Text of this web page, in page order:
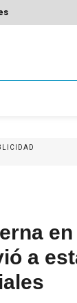
en
a